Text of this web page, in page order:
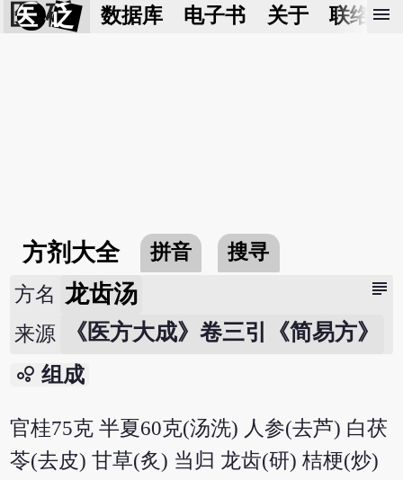
医 砭 数据库 电子书 关于 联络我
menu
方剂大全 拼音 搜寻
subject
方名 龙齿汤
来源 《医方大成》卷三引《简易方》
bubble_chart 组成
官桂75克 半夏60克(汤洗) 人参(去芦) 白茯
苓(去皮) 甘草(炙) 当归 龙齿(研) 桔梗(炒)